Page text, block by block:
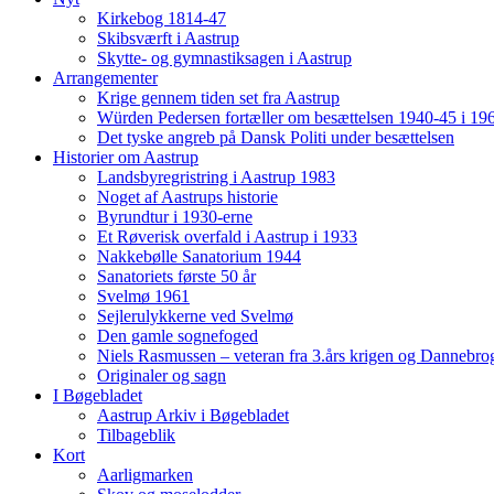
Kirkebog 1814-47
Skibsværft i Aastrup
Skytte- og gymnastiksagen i Aastrup
Arrangementer
Krige gennem tiden set fra Aastrup
Würden Pedersen fortæller om besættelsen 1940-45 i
Det tyske angreb på Dansk Politi under besættelsen
Historier om Aastrup
Landsbyregristring i Aastrup 1983
Noget af Aastrups historie
Byrundtur i 1930-erne
Et Røverisk overfald i Aastrup i 1933
Nakkebølle Sanatorium 1944
Sanatoriets første 50 år
Svelmø 1961
Sejlerulykkerne ved Svelmø
Den gamle sognefoged
Niels Rasmussen – veteran fra 3.års krigen og
Originaler og sagn
I Bøgebladet
Aastrup Arkiv i Bøgebladet
Tilbageblik
Kort
Aarligmarken